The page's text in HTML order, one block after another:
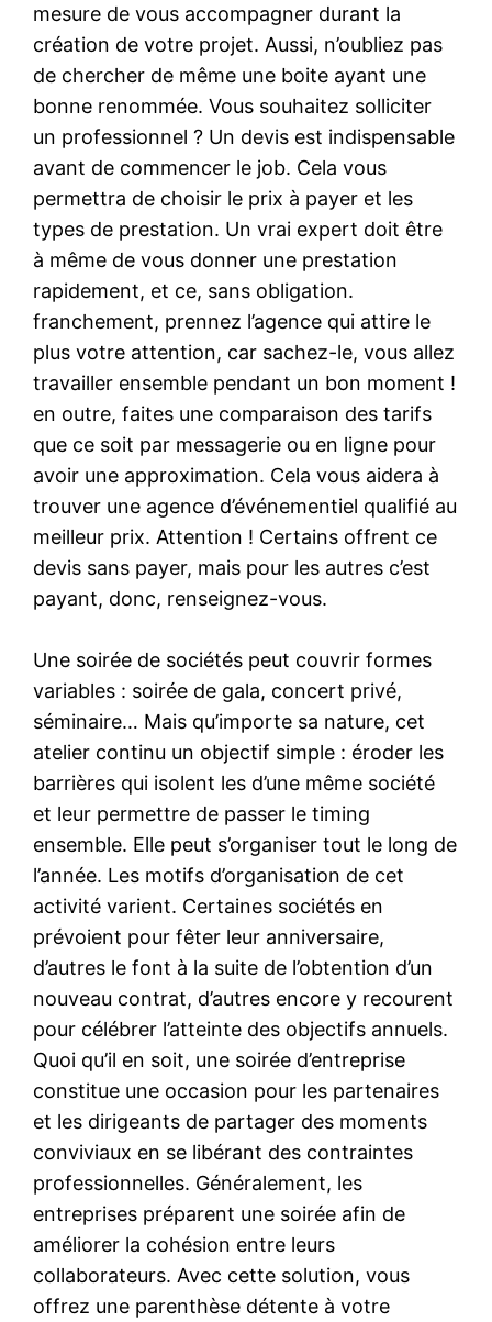
mesure de vous accompagner durant la
création de votre projet. Aussi, n’oubliez pas
de chercher de même une boite ayant une
bonne renommée. Vous souhaitez solliciter
un professionnel ? Un devis est indispensable
avant de commencer le job. Cela vous
permettra de choisir le prix à payer et les
types de prestation. Un vrai expert doit être
à même de vous donner une prestation
rapidement, et ce, sans obligation.
franchement, prennez l’agence qui attire le
plus votre attention, car sachez-le, vous allez
travailler ensemble pendant un bon moment !
en outre, faites une comparaison des tarifs
que ce soit par messagerie ou en ligne pour
avoir une approximation. Cela vous aidera à
trouver une agence d’événementiel qualifié au
meilleur prix. Attention ! Certains offrent ce
devis sans payer, mais pour les autres c’est
payant, donc, renseignez-vous.
Une soirée de sociétés peut couvrir formes
variables : soirée de gala, concert privé,
séminaire… Mais qu’importe sa nature, cet
atelier continu un objectif simple : éroder les
barrières qui isolent les d’une même société
et leur permettre de passer le timing
ensemble. Elle peut s’organiser tout le long de
l’année. Les motifs d’organisation de cet
activité varient. Certaines sociétés en
prévoient pour fêter leur anniversaire,
d’autres le font à la suite de l’obtention d’un
nouveau contrat, d’autres encore y recourent
pour célébrer l’atteinte des objectifs annuels.
Quoi qu’il en soit, une soirée d’entreprise
constitue une occasion pour les partenaires
et les dirigeants de partager des moments
conviviaux en se libérant des contraintes
professionnelles. Généralement, les
entreprises préparent une soirée afin de
améliorer la cohésion entre leurs
collaborateurs. Avec cette solution, vous
offrez une parenthèse détente à votre